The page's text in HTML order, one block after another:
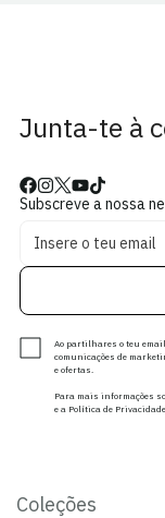
Junta-te à
Subscreve a nossa
Ao partilhares o teu
comunicações de
e ofertas.
Para mais informações
e a Política de
Coleções